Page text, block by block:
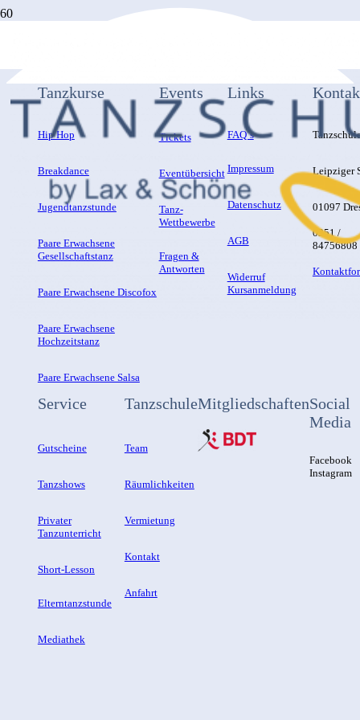
Tanzkurse
Hip Hop
Breakdance
Jugendtanzstunde
Paare Erwachsene
Gesellschaftstanz
Paare Erwachsene Discofox
Paare Erwachsene
Hochzeitstanz
Paare Erwachsene Salsa
Events
Tickets
Eventübersicht
Tanz-
Wettbewerbe
Fragen &
Antworten
Links
FAQ´s
Impressum
Datenschutz
AGB
Widerruf
Kursanmeldung
Leipziger
01097
0351 /
84756808
Service
Gutscheine
Tanzshows
Privater
Tanzunterricht
Short-Lesson
Elterntanzstunde
Mediathek
Tanzschule
Team
Räumlichkeiten
Vermietung
Kontakt
Anfahrt
MitgliedschaftenSocial
Media
Facebook
Instagram